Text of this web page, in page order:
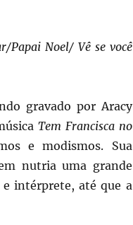
Papai Noel/ Vê se você
gravado por Aracy
Tem Francisca no
e modismos. Sua
nutria uma grande
intérprete, até que a